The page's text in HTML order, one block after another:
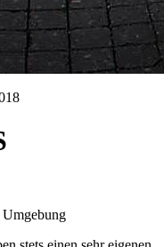
Umgebung